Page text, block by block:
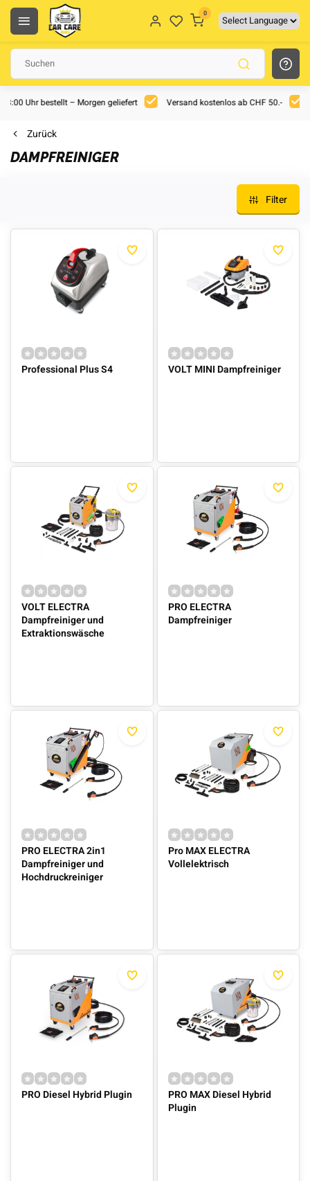
0
Uhr bestellt – Morgen geliefert Versand kostenlos ab CHF 50.-
Zurück
DAMPFREINIGER
Filter
Professional Plus S4 VOLT MINI Dampfreiniger
VOLT ELECTRA
Dampfreiniger und
Extraktionswäsche
PRO ELECTRA
Dampfreiniger
PRO ELECTRA 2in1
Dampfreiniger und
Hochdruckreiniger
Pro MAX ELECTRA
Vollelektrisch
PRO Diesel Hybrid Plugin
PRO MAX Diesel Hybrid
Plugin